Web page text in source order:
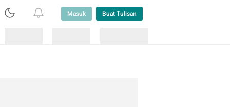
Masuk Buat Tulisan